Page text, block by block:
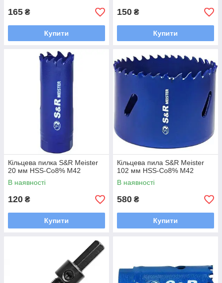
165 ₴
Купити
150 ₴
Купити
Кільцева пилка S&R Meister
20 мм HSS-Co8% М42
В наявності
120 ₴
Купити
Кільцева пила S&R Meister
102 мм HSS-Co8% М42
В наявності
580 ₴
Купити